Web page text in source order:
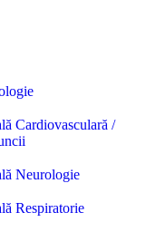
Cardiovasculară /
Neurologie
Respiratorie